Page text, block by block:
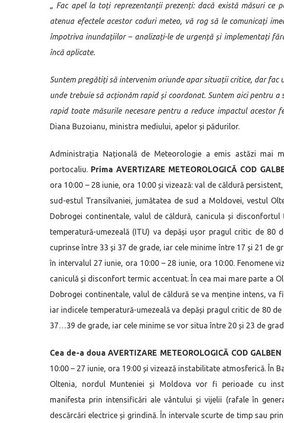
„ Fac apel la toți reprezentanții prezenți: dacă există măsuri ce
atenua efectele acestor coduri meteo, vă rog să le comunicați
împotriva inundațiilor – analizați-le de urgență și implementați
încă aplicate.
Suntem pregătiți să intervenim oriunde apar situații critice, dar fac
unde trebuie să acționăm rapid și coordonat. Suntem aici pentru
rapid toate măsurile necesare pentru a reduce impactul acestor
Diana Buzoianu, ministra mediului, apelor și pădurilor.
Administrația Națională de Meteorologie a emis astăzi mai
portocaliu. Prima AVERTIZARE METEOROLOGICĂ COD
ora 10:00 – 28 iunie, ora 10:00 și vizează: val de căldură
sud-estul Transilvaniei, jumătatea de sud a Moldovei, vestul
Dobrogei continentale, valul de căldură, canicula și
temperatură-umezeală (ITU) va depăși ușor pragul critic de 80
cuprinse între 33 și 37 de grade, iar cele minime între 17 și 21 de
în intervalul 27 iunie, ora 10:00 – 28 iunie, ora 10:00. Fenomene
caniculă și disconfort termic accentuat. În cea mai mare parte a
Dobrogei continentale, valul de căldură se va menține intens, va
iar indicele temperatură-umezeală va depăși pragul critic de 80
37…39 de grade, iar cele minime se vor situa între 20 și 23 de
Cea de-a doua AVERTIZARE METEOROLOGICĂ COD GALBEN
10:00 – 27 iunie, ora 19:00 și vizează instabilitate atmosferică. În
Oltenia, nordul Munteniei și Moldova vor fi perioade cu
manifesta prin intensificări ale vântului și vijelii (rafale în
descărcări electrice și grindină. În intervale scurte de timp sau